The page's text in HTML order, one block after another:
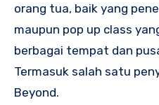
orang tua, baik yang
maupun pop up class
berbagai tempat dan
Termasuk salah satu
Beyond.